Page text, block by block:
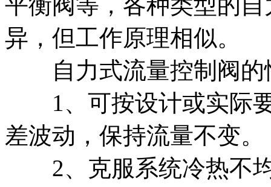
平衡阀等，各种类型的
异，但工作原理相似。
自力式流量控制阀的
1、可按设计或实际要
差波动，保持流量不变。
2、克服系统冷热不均